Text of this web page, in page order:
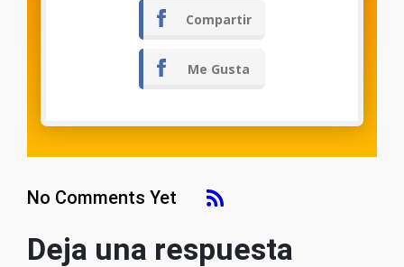
Compartir
Me Gusta
No Comments Yet
Deja una respuesta